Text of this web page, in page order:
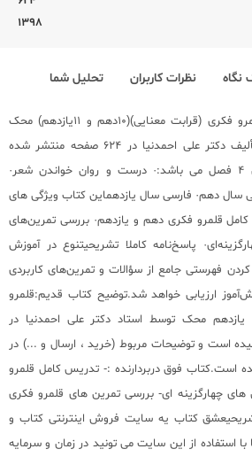
1398
نگاه نظرات کاربران تحلیل شما
توضیح کتاب جدید:کتاب قلمرو فکری (قرابت معنایی)(10دهم و 11یازدهم) محک
و تألیف دکتر علی احمدنیا در 624 صفحه منتشر شده
شامل 4 فصل می باشد:· درست و روان خواندن شعر·
سال دهم· فارسی سال یازدهماین کتاب ویژگی های
کامل قلمرو فکری دهم و یازدهم· بررسی تمرین‌های
پاسخ‌نامه کاملا تشریحیتنوع در آموزش
فهرستی جامع از سؤالات و تمرین‌های کاربردی
ارزیابی خواهد شد.توضیح کتاب قدیم:قلمرو
یازدهم محک توسط استاد دکتر علی احمدنیا در
است و توضیحات مربوط (خرید ، ارسال و ...) در
است.کتاب فوق دربردارنده :- تدریس کامل قلمرو
چهارگزینه ای- بررسی تمرین های قلمرو فکری
کتاب یه سایت فروش اینترنتی کتاب و
استفاده از این سایت می تونید در زمان و سرمایه